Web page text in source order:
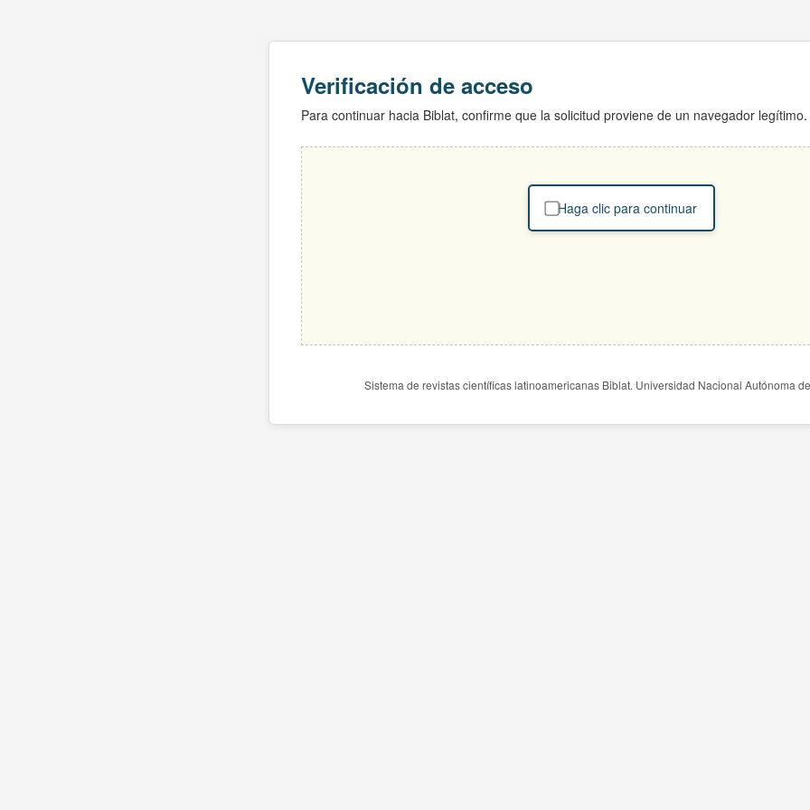
Verificación de acceso
Para continuar hacia Biblat, confirme que la solicitud proviene de un navegador legítimo.
Haga clic para continuar
Sistema de revistas científicas latinoamericanas Biblat. Universidad Nacional Autónoma